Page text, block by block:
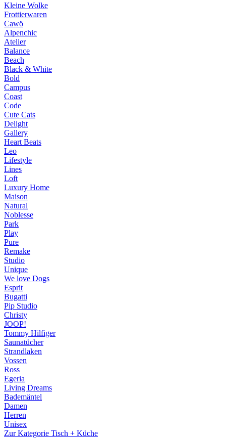
Kleine Wolke
Frottierwaren
Cawö
Alpenchic
Atelier
Balance
Beach
Black & White
Bold
Campus
Coast
Code
Cute Cats
Delight
Gallery
Heart Beats
Leo
Lifestyle
Lines
Loft
Luxury Home
Maison
Natural
Noblesse
Park
Play
Pure
Remake
Studio
Unique
We love Dogs
Esprit
Bugatti
Pip Studio
Christy
JOOP!
Tommy Hilfiger
Saunatücher
Strandlaken
Vossen
Ross
Egeria
Living Dreams
Bademäntel
Damen
Herren
Unisex
Zur Kategorie Tisch + Küche